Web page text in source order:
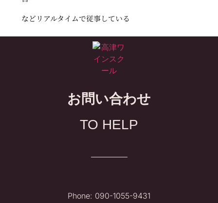
などリアルタイムで従事している
お問い合わせ
TO HELP
Phone: 090-1055-9431